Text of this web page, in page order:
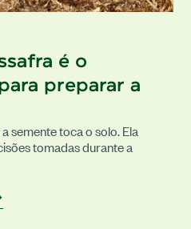
é o
preparar a
semente toca o solo. Ela
tomadas durante a